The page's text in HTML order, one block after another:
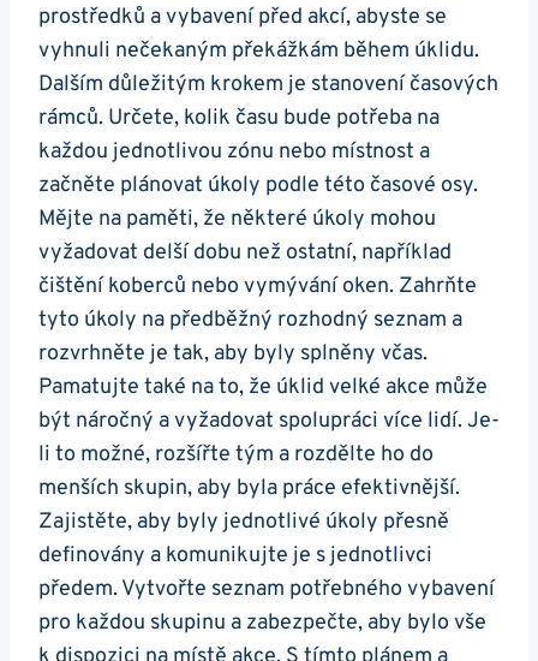
prostředků a vybavení před akcí, abyste se
vyhnuli nečekaným překážkám během úklidu.
Dalším důležitým krokem je stanovení časových
rámců. Určete, kolik času bude potřeba na
každou jednotlivou zónu nebo místnost a
začněte plánovat úkoly podle této časové osy.
Mějte na paměti, že některé úkoly mohou
vyžadovat delší dobu než ostatní, například
čištění koberců nebo vymývání oken. Zahrňte
tyto úkoly na předběžný rozhodný seznam a
rozvrhněte je tak, aby byly splněny včas.
Pamatujte také na to, že úklid velké akce může
být náročný a vyžadovat spolupráci více lidí. Je-
li to možné, rozšířte tým a rozdělte ho do
menších skupin, aby byla práce efektivnější.
Zajistěte, aby byly jednotlivé úkoly přesně
definovány a komunikujte je s jednotlivci
předem. Vytvořte seznam potřebného vybavení
pro každou skupinu a zabezpečte, aby bylo vše